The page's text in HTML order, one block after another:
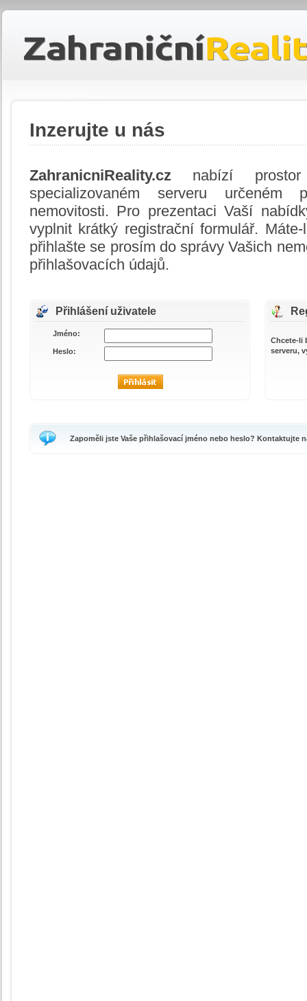
Inzerujte u nás
ZahranicniReality.cz nabízí
specializovaném serveru určeném
nemovitosti. Pro prezentaci Vaší
vyplnit krátký registrační formulář.
přihlašte se prosím do správy Vašich
přihlašovacích údajů.
Přihlášení uživatele
Jméno:
Heslo:
Chcete-li
serveru,
Zapoměli jste Vaše přihlašovací jméno nebo heslo? Kontaktujte